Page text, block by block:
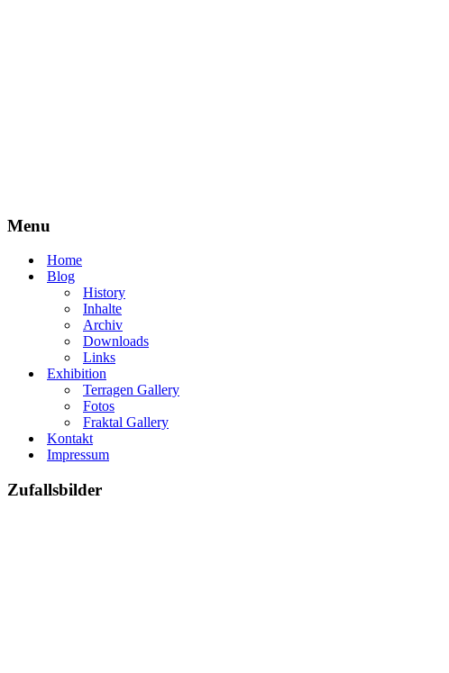
Menu
Home
Blog
History
Inhalte
Archiv
Downloads
Links
Exhibition
Terragen Gallery
Fotos
Fraktal Gallery
Kontakt
Impressum
Zufallsbilder